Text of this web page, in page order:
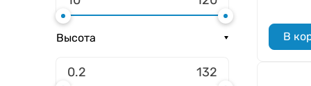
GFS
Высота В